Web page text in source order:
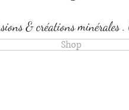
Shop
& créations minérales